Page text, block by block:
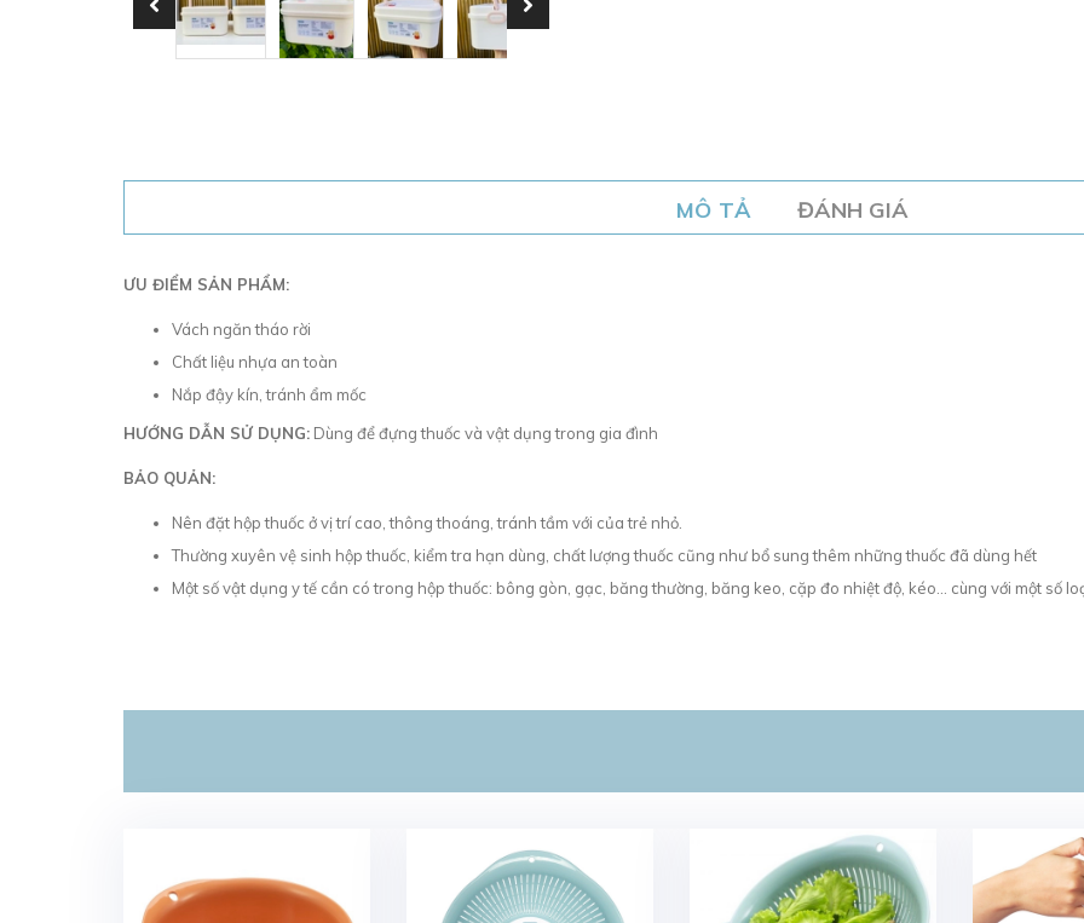
MÔ TẢ ĐÁNH GIÁ
ƯU ĐIỂM SẢN PHẨM:
Vách ngăn tháo rời
Chất liệu nhựa an toàn
Nắp đậy kín, tránh ẩm mốc
HƯỚNG DẪN SỬ DỤNG: Dùng để đựng thuốc và vật dụng trong gia đình
BẢO QUẢN:
Nên đặt hộp thuốc ở vị trí cao, thông thoáng, tránh tầm với của trẻ nhỏ.
Thường xuyên vệ sinh hộp thuốc, kiểm tra hạn dùng, chất lượng thuốc cũng như bổ sung thêm những thuốc đã dùng hết
Một số vật dụng y tế cần có trong hộp thuốc: bông gòn, gạc, băng thường, băng keo, cặp đo nhiệt độ, kéo... cùng với một số